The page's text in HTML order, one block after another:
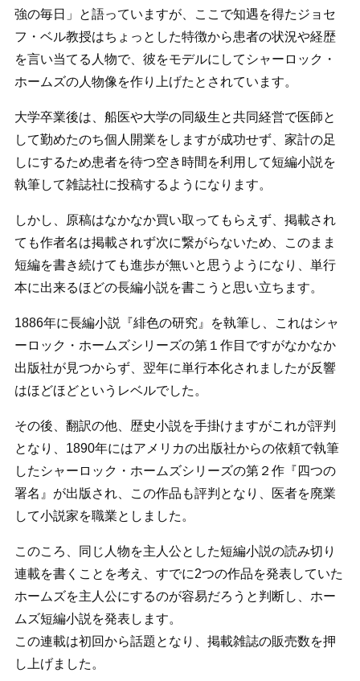
強の毎日」と語っていますが、ここで知遇を得たジョセ
フ・ベル教授はちょっとした特徴から患者の状況や経歴
を言い当てる人物で、彼をモデルにしてシャーロック・
ホームズの人物像を作り上げたとされています。
大学卒業後は、船医や大学の同級生と共同経営で医師と
して勤めたのち個人開業をしますが成功せず、家計の足
しにするため患者を待つ空き時間を利用して短編小説を
執筆して雑誌社に投稿するようになります。
しかし、原稿はなかなか買い取ってもらえず、掲載され
ても作者名は掲載されず次に繋がらないため、このまま
短編を書き続けても進歩が無いと思うようになり、単行
本に出来るほどの長編小説を書こうと思い立ちます。
1886年に長編小説『緋色の研究』を執筆し、これはシャ
ーロック・ホームズシリーズの第１作目ですがなかなか
出版社が見つからず、翌年に単行本化されましたが反響
はほどほどというレベルでした。
その後、翻訳の他、歴史小説を手掛けますがこれが評判
となり、1890年にはアメリカの出版社からの依頼で執筆
したシャーロック・ホームズシリーズの第２作『四つの
署名』が出版され、この作品も評判となり、医者を廃業
して小説家を職業としました。
このころ、同じ人物を主人公とした短編小説の読み切り
連載を書くことを考え、すでに2つの作品を発表していた
ホームズを主人公にするのが容易だろうと判断し、ホー
ムズ短編小説を発表します。
この連載は初回から話題となり、掲載雑誌の販売数を押
し上げました。